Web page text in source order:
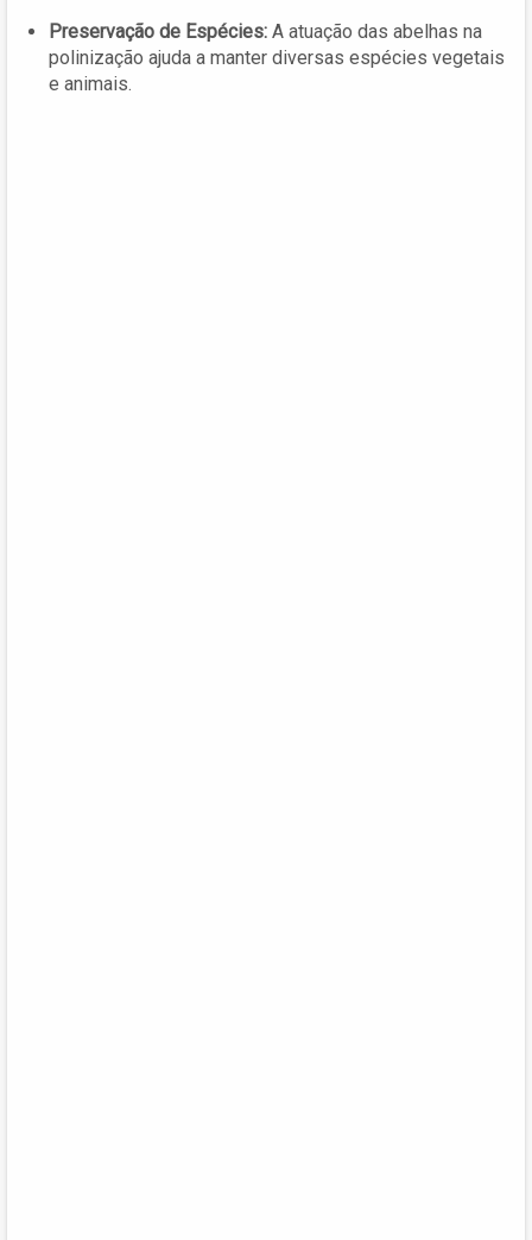
Preservação de Espécies: A atuação das abelhas na
polinização ajuda a manter diversas espécies vegetais
e animais.